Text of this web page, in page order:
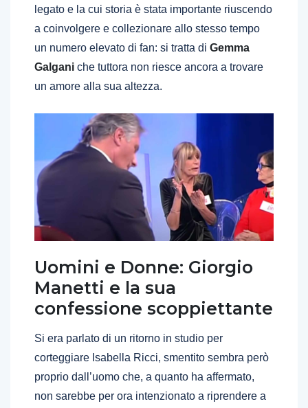
legato e la cui storia è stata importante riuscendo
a coinvolgere e collezionare allo stesso tempo
un numero elevato di fan: si tratta di Gemma
Galgani che tuttora non riesce ancora a trovare
un amore alla sua altezza.
Uomini e Donne: Giorgio
Manetti e la sua
confessione scoppiettante
Si era parlato di un ritorno in studio per
corteggiare Isabella Ricci, smentito sembra però
proprio dall’uomo che, a quanto ha affermato,
non sarebbe per ora intenzionato a riprendere a